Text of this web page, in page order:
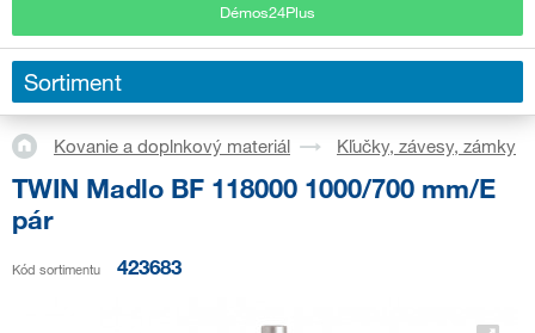
Démos24Plus
Sortiment
Kovanie a doplnkový materiál Kľučky, závesy, zámky
TWIN Madlo BF 118000 1000/700 mm/E
pár
Kód sortimentu 423683